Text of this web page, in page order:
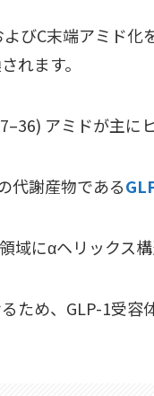
びC末端アミド化
れます。
アミドが主に
代謝産物である
にαヘリックス構
ため、GLP-1受容